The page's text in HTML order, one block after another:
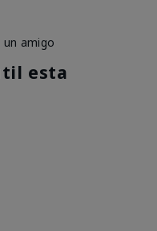
un amigo
esta